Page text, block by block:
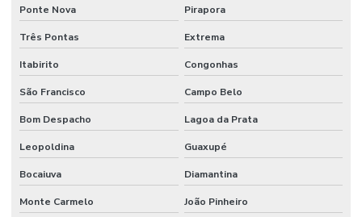
Manutenção e gestão de instalações comerciais
Manutenção industrial
Manutenção de infraestrutura empresarial
Manutenção de instalações elétricas industriais
Manutenção Inteligente Em Indústrias
Ponte Nova Pirapora
Três Pontas Extrema
Itabirito Congonhas
São Francisco Campo Belo
Bom Despacho Lagoa da Prata
Leopoldina Guaxupé
Bocaiuva Diamantina
Monte Carmelo João Pinheiro